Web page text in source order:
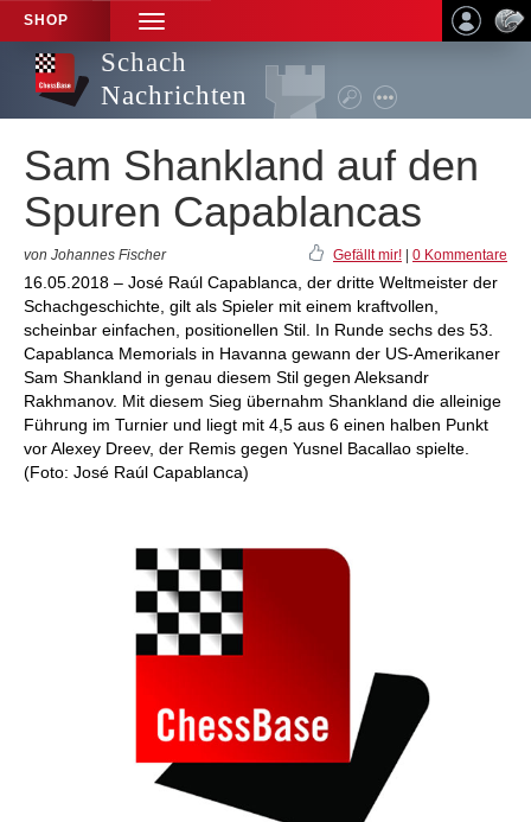
SHOP
TOGGLE
NAVIGATION
Schach
Nachrichten
Sam Shankland auf den
Spuren Capablancas
von Johannes Fischer Gefällt mir! 0 Kommentare
16.05.2018 – José Raúl Capablanca, der dritte Weltmeister der
Schachgeschichte, gilt als Spieler mit einem kraftvollen,
scheinbar einfachen, positionellen Stil. In Runde sechs des 53.
Capablanca Memorials in Havanna gewann der US-Amerikaner
Sam Shankland in genau diesem Stil gegen Aleksandr
Rakhmanov. Mit diesem Sieg übernahm Shankland die alleinige
Führung im Turnier und liegt mit 4,5 aus 6 einen halben Punkt
vor Alexey Dreev, der Remis gegen Yusnel Bacallao spielte.
(Foto: José Raúl Capablanca)